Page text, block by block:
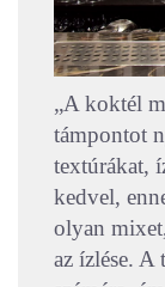
„A koktél
támpontot
textúrákat,
kedvel,
olyan
az ízlése.